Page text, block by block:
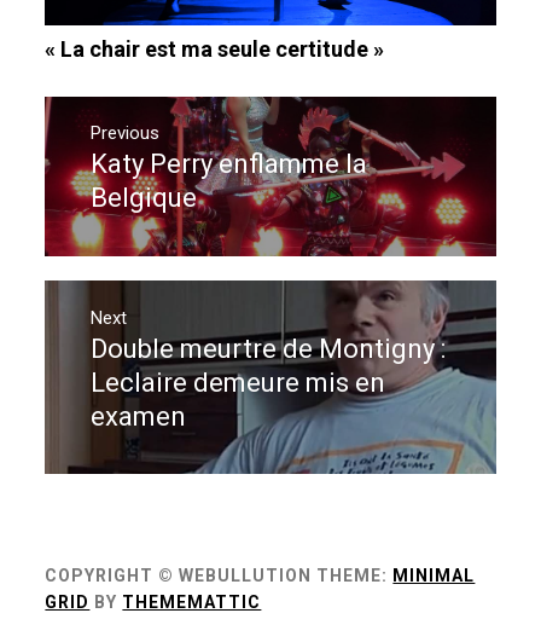
« La chair est ma seule certitude »
Navigation
de
l’article
Previous
Previous
post:
Katy Perry enflamme la
Belgique
Next
Next
post:
Double meurtre de Montigny :
Leclaire demeure mis en
examen
COPYRIGHT © WEBULLUTION THEME: MINIMAL
GRID BY THEMEMATTIC